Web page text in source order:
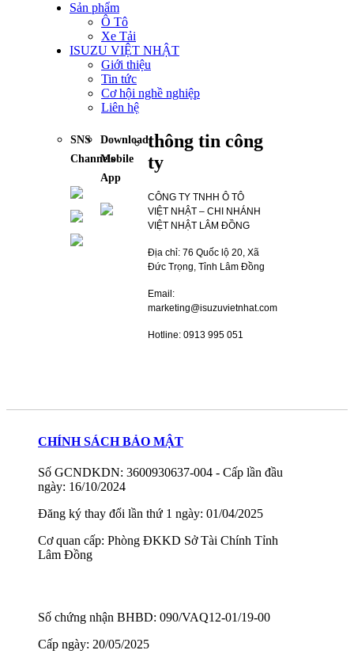
Sản phẩm
Ô Tô
Xe Tải
ISUZU VIỆT NHẬT
Giới thiệu
Tin tức
Cơ hội nghề nghiệp
Liên hệ
SNS
Channels
Download
Mobile
App
thông tin công
ty
CÔNG TY TNHH Ô TÔ
VIỆT NHẬT – CHI NHÁNH
VIỆT NHẬT LÂM ĐỒNG
Địa chỉ: 76 Quốc lộ 20, Xã
Đức Trọng, Tỉnh Lâm Đồng
Email:
marketing@isuzuvietnhat.com
Hotline: 0913 995 051
CHÍNH SÁCH BẢO MẬT
Số GCNDKDN: 3600930637-004 - Cấp lần đầu
ngày: 16/10/2024
Đăng ký thay đổi lần thứ 1 ngày: 01/04/2025
Cơ quan cấp: Phòng ĐKKD Sở Tài Chính Tỉnh
Lâm Đồng
Số chứng nhận BHBD: 090/VAQ12-01/19-00
Cấp ngày: 20/05/2025